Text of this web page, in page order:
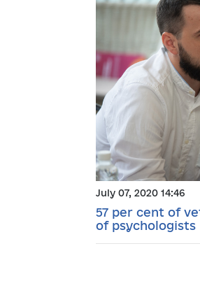
July 07, 2020 14:46
57 per cent of
of psychologists